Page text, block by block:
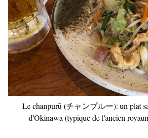
Le chanpurū (チャンプルー): un plat
d'Okinawa (typique de l'ancien